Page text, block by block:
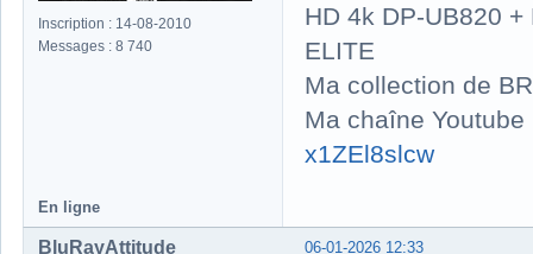
Inscription : 14-08-2010
Messages : 8 740
HD 4k DP-UB820
ELITE
Ma collection de
Ma chaîne
x1ZEl8slcw
En ligne
06-01-2026 12:33
BluRayAttitude